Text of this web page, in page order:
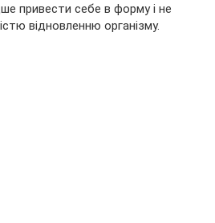
привести себе в форму і не
відновленню організму.